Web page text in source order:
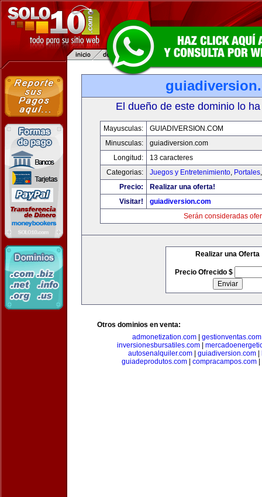
El dueño de este dominio lo
Mayusculas:
GUIADIVERSION.COM
Minusculas:
guiadiversion.com
Longitud:
13 caracteres
Categorias:
Juegos y Entretenimiento, Portales
Precio:
Realizar una oferta!
Visitar!
guiadiversion.com
Serán consideradas
Realizar una Oferta
Precio Ofrecido $
Otros dominios en venta:
admonetization.com| gestionventas.com
inversionesbursatiles.com|
autosenalquiler.com| guiadiversion.com|
guiadeprodutos.com| compracampos.com|